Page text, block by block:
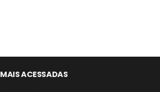
MAIS ACESSADAS